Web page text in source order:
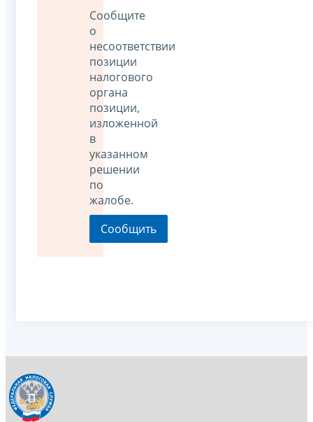
Сообщите
о
несоответствии
позиции
налогового
органа
позиции,
изложенной
в
указанном
решении
по
жалобе.